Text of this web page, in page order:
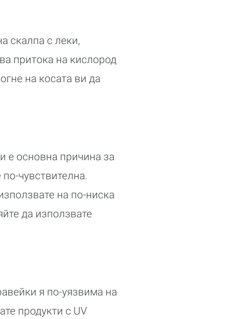
скалпа с леки,
притока на кислород
на косата ви да
е основна причина за
чувствителна.
на по-ниска
да използвате
я по-уязвима на
продукти с UV